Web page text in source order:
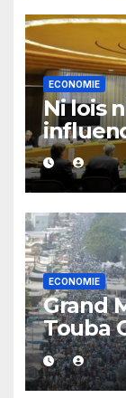
ECONOMIE
Ni lois
secrets
Board
ECONOMIE
Grand
Touba
bilan
objectif